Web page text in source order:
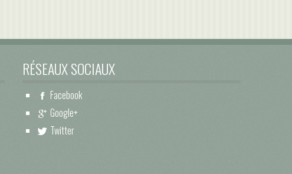
RÉSEAUX SOCIAUX
Facebook
Google+
Twitter